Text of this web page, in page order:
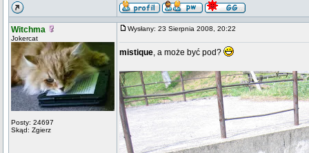
Witchma
Jokercat
Posty: 24697
Skąd: Zgierz
Wysłany: 23 Sierpnia 2008, 20:22
mistique, a może być pod?